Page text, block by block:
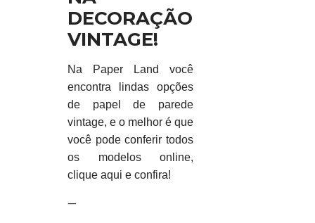
DECORAÇÃO
VINTAGE!
Na Paper Land você
encontra lindas opções
de papel de parede
vintage, e o melhor é que
você pode conferir todos
os modelos online,
clique aqui e confira!
—